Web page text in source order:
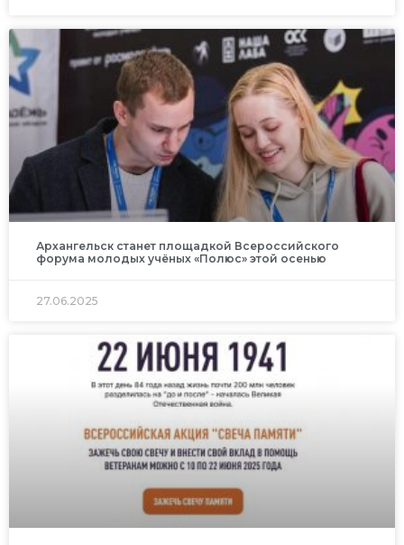
Архангельск станет площадкой Всероссийского
форума молодых учёных «Полюс» этой осенью
27.06.2025